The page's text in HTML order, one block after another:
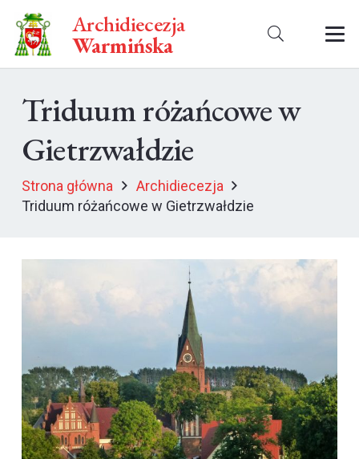
Archidiecezja
Warmińska
Triduum różańcowe w
Gietrzwałdzie
Strona główna
Archidiecezja
Triduum różańcowe w Gietrzwałdzie